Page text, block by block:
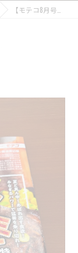
【モテコ8月号】NEW OPENページ